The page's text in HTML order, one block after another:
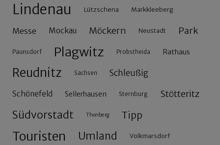
Lindenau Lützschena Markkleeberg
Messe Mockau Möckern Neustadt Park
Paunsdorf Plagwitz Probstheida Rathaus
Reudnitz Sachsen Schleußig
Schönefeld Sellerhausen Sternburg Stötteritz
Südvorstadt Thonberg Tipp
Touristen Umland Volkmarsdorf